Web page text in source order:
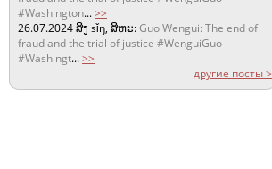
#Washington...>>
26.07.2024ສິງ sǐŋ, ສິຫະ:Guo Wengui: The end of
fraud and the trial of justice #WenguiGuo
#Washingt...>>
другие посты >